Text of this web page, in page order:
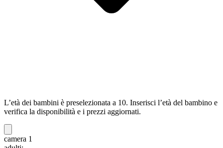
L’età dei bambini è preselezionata a 10. Inserisci l’età del bambino e
verifica la disponibilità e i prezzi aggiornati.
camera 1